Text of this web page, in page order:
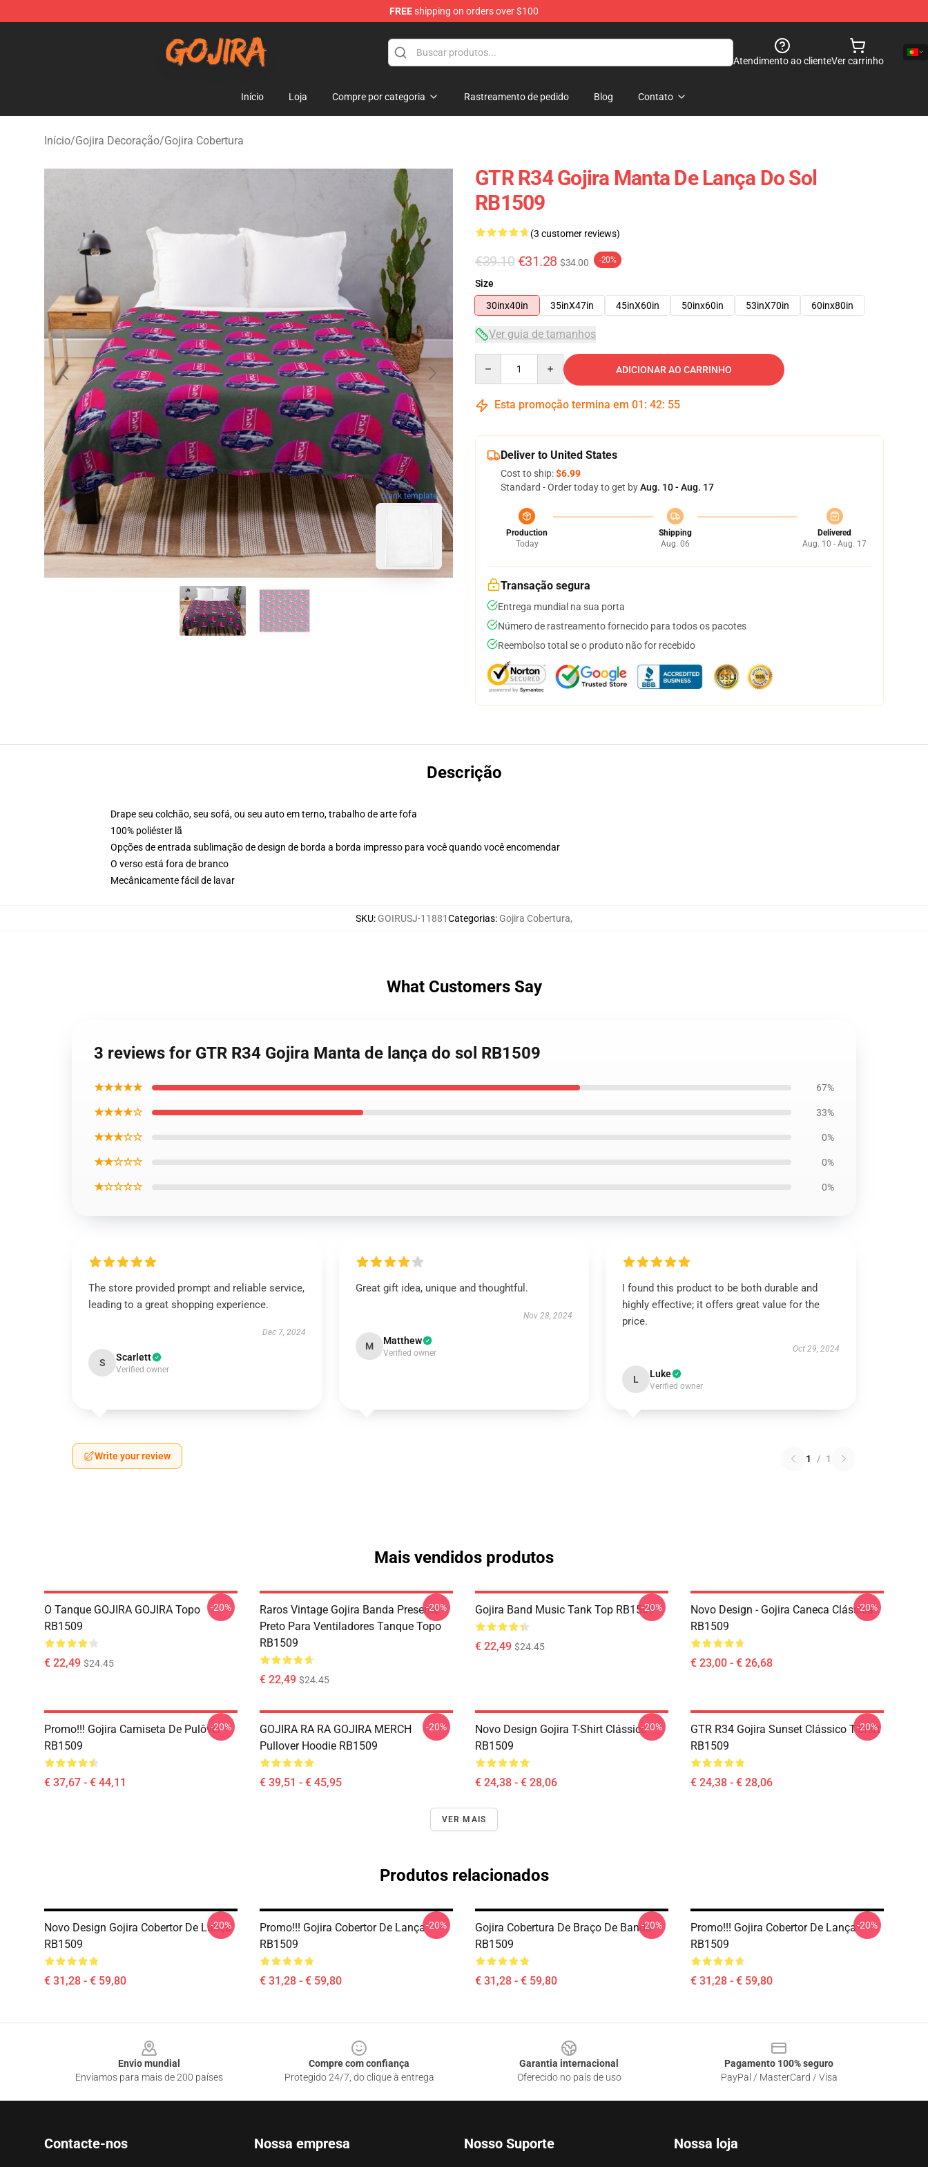
FREEshipping on orders over $100
Atendimento ao clienteVer carrinho
Início Loja Compre por categoria Rastreamento de pedido Blog Contato
Início/Gojira Decoração/Gojira Cobertura
blank template
GTR R34 Gojira Manta De Lança Do Sol
RB1509
(3 customer reviews)
€39.10 €31.28 $34.00 -20%
Size
30inx40in
35inX47in 45inX60in 50inx60in 53inX70in 60inx80in
Ver guia de tamanhos
ADICIONAR AO CARRINHO
Esta promoção termina em 01 : 42: 54
Deliver to United States
Cost to ship:$6.99
Standard - Order today to get byAug. 10 - Aug. 17
Production
Today
Shipping
Aug. 06
Delivered
Aug. 10 - Aug. 17
Transação segura
Entrega mundial na sua porta
Número de rastreamento fornecido para todos os pacotes
Reembolso total se o produto não for recebido
Descrição
Drape seu colchão, seu sofá, ou seu auto em terno, trabalho de arte fofa
100% poliéster lã
Opções de entrada sublimação de design de borda a borda impresso para você quando você encomendar
O verso está fora de branco
Mecânicamente fácil de lavar
SKU: GOIRUSJ-11881Categorias: Gojira Cobertura,
What Customers Say
3 reviews for GTR R34 Gojira Manta de lança do sol RB1509
★★★★★ 67%
★★★★☆ 33%
★★★☆☆ 0%
★★☆☆☆ 0%
★☆☆☆☆ 0%
The store provided prompt and reliable service,
leading to a great shopping experience.
Dec 7, 2024
S Scarlett
Verified owner
Great gift idea, unique and thoughtful.
Nov 28, 2024
M Matthew
Verified owner
I found this product to be both durable and
highly effective; it offers great value for the
price.
Oct 29, 2024
L Luke
Verified owner
Write your review 1 / 1
Mais vendidos produtos
O Tanque GOJIRA GOJIRA Topo
RB1509
€ 22,49 $24.45
-20%
Raros Vintage Gojira Banda Presente
Preto Para Ventiladores Tanque Topo
RB1509
€ 22,49 $24.45
-20% Gojira Band Music Tank Top RB1509
€ 22,49 $24.45
-20%
Novo Design - Gojira Caneca Clássica
RB1509
€ 23,00 - € 26,68
-20%
Promo!!! Gojira Camiseta De Pulôver
RB1509
€ 37,67 - € 44,11
-20%
GOJIRA RA RA GOJIRA MERCH
Pullover Hoodie RB1509
€ 39,51 - € 45,95
-20%
Novo Design Gojira T-Shirt Clássico
RB1509
€ 24,38 - € 28,06
-20%
GTR R34 Gojira Sunset Clássico T-Shirt
RB1509
€ 24,38 - € 28,06
-20%
VER MAIS
Produtos relacionados
Novo Design Gojira Cobertor De Lança
RB1509
€ 31,28 - € 59,80
-20%
Promo!!! Gojira Cobertor De Lança
RB1509
€ 31,28 - € 59,80
-20%
Gojira Cobertura De Braço De Banda
RB1509
€ 31,28 - € 59,80
-20%
Promo!!! Gojira Cobertor De Lança
RB1509
€ 31,28 - € 59,80
-20%
Envio mundial
Enviamos para mais de 200 países
Compre com confiança
Protegido 24/7, do clique à entrega
Garantia internacional
Oferecido no país de uso
Pagamento 100% seguro
PayPal / MasterCard / Visa
Contacte-nos Nossa empresa Nosso Suporte Nossa loja